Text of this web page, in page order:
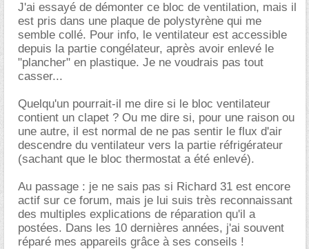
J'ai essayé de démonter ce bloc de ventilation, mais il
est pris dans une plaque de polystyrène qui me
semble collé. Pour info, le ventilateur est accessible
depuis la partie congélateur, après avoir enlevé le
"plancher" en plastique. Je ne voudrais pas tout
casser...
Quelqu'un pourrait-il me dire si le bloc ventilateur
contient un clapet ? Ou me dire si, pour une raison ou
une autre, il est normal de ne pas sentir le flux d'air
descendre du ventilateur vers la partie réfrigérateur
(sachant que le bloc thermostat a été enlevé).
Au passage : je ne sais pas si Richard 31 est encore
actif sur ce forum, mais je lui suis très reconnaissant
des multiples explications de réparation qu'il a
postées. Dans les 10 dernières années, j'ai souvent
réparé mes appareils grâce à ses conseils !